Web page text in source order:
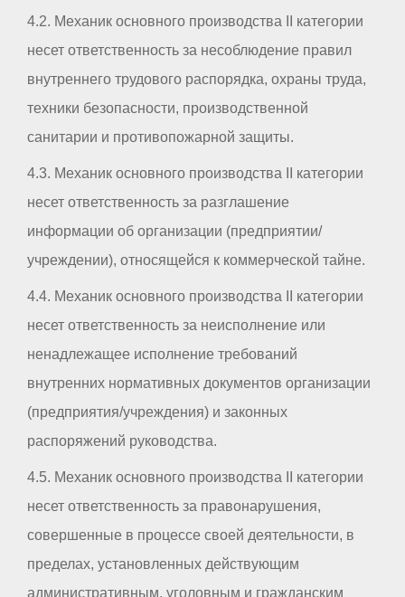
4.2. Механик основного производства II категории
несет ответственность за несоблюдение правил
внутреннего трудового распорядка, охраны труда,
техники безопасности, производственной
санитарии и противопожарной защиты.
4.3. Механик основного производства II категории
несет ответственность за разглашение
информации об организации (предприятии/
учреждении), относящейся к коммерческой тайне.
4.4. Механик основного производства II категории
несет ответственность за неисполнение или
ненадлежащее исполнение требований
внутренних нормативных документов организации
(предприятия/учреждения) и законных
распоряжений руководства.
4.5. Механик основного производства II категории
несет ответственность за правонарушения,
совершенные в процессе своей деятельности, в
пределах, установленных действующим
административным, уголовным и гражданским